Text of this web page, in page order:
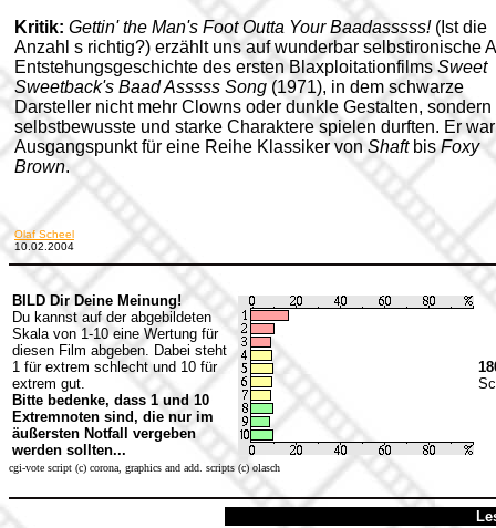
Kritik: Gettin' the Man's Foot Outta Your Baadasssss!(Ist die
Anzahl s richtig?) erzählt uns auf wunderbar selbstironische
Entstehungsgeschichte des ersten BlaxploitationfilmsSweet
Sweetback's Baad Asssss Song (1971), in dem schwarze
Darsteller nicht mehr Clowns oder dunkle Gestalten, sondern
selbstbewusste und starke Charaktere spielen durften. Er
Ausgangspunkt für eine Reihe Klassiker von Shaft bisFoxy
Brown.
Olaf Scheel
10.02.2004
BILD Dir Deine Meinung!
Du kannst auf der abgebildeten
Skala von 1-10 eine Wertung für
diesen Film abgeben. Dabei steht
1 für extrem schlecht und 10 für
extrem gut.
Bitte bedenke, dass 1 und 10
Extremnoten sind, die nur im
äußersten Notfall vergeben
werden sollten...
cgi-vote script (c) corona, graphics and add. scripts (c) olasch